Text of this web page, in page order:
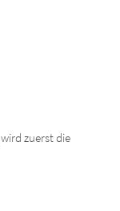
zuerst die